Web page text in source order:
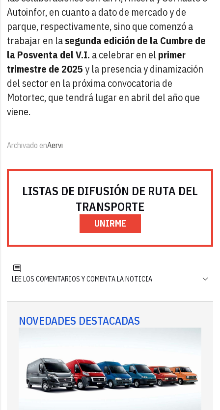
Autoinfor, en cuanto a dato de mercado y de
parque, respectivamente, sino que comenzó a
trabajar en lasegunda edición de la Cumbre de
la Posventa del V.I. a celebrar en el primer
trimestre de 2025y la presencia y dinamización
del sector en la próxima convocatoria de
Motortec, que tendrá lugar en abril del año que
viene.
Archivado enAervi
LISTAS DE DIFUSIÓN DE RUTA DEL
TRANSPORTE
UNIRME
LEE LOS COMENTARIOS Y COMENTA LA NOTICIA
NOVEDADES DESTACADAS